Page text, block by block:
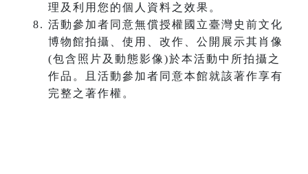
理及利用您的個人資料之效果。
活動參加者同意無償授權國立臺灣史前文化
博物館拍攝、使用、改作、公開展示其肖像
(包含照片及動態影像)於本活動中所拍攝之
作品。且活動參加者同意本館就該著作享有
完整之著作權。